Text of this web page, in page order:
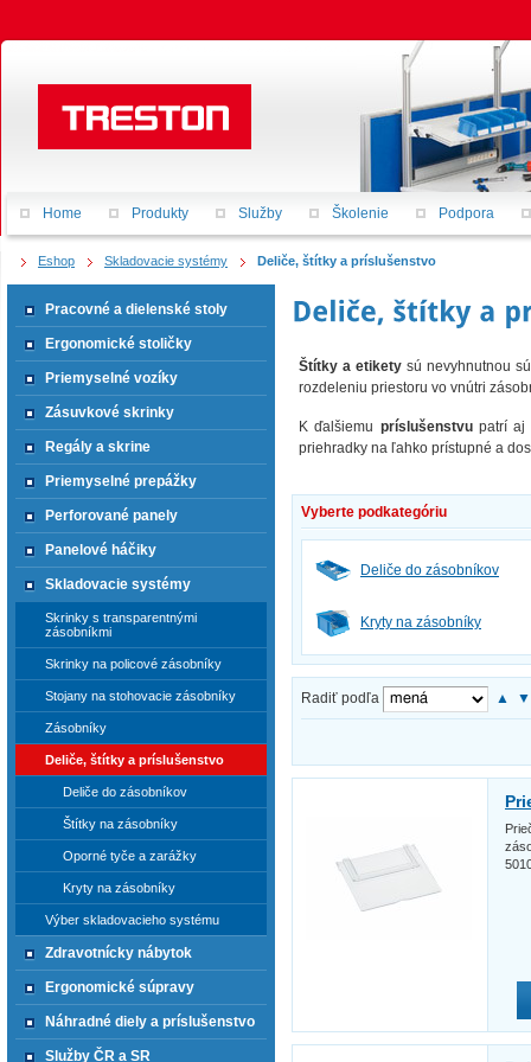
Eshop Skladovacie systémy Deliče, štítky a príslušenstvo
Štítky a etikety sú nevyhnutnou
rozdeleniu priestoru vo vnútri
K ďalšiemu príslušenstvupatrí aj
priehradky na ľahko prístupné a
Vyberte podkategóriu
Deliče do zásobníkov
Kryty na zásobníky
Radiť podľa ▲ ▼
Pracovné a dielenské stoly
Ergonomické stoličky
Priemyselné vozíky
Zásuvkové skrinky
Regály a skrine
Priemyselné prepážky
Perforované panely
Panelové háčiky
Skladovacie systémy
Skrinky s transparentnými
zásobníkmi
Skrinky na policové zásobníky
Stojany na stohovacie zásobníky
Zásobníky
Deliče, štítky a príslušenstvo
Deliče do zásobníkov
Štítky na zásobníky
Oporné tyče a zarážky
Kryty na zásobníky
Výber skladovacieho systému
Zdravotnícky nábytok
Ergonomické súpravy
Náhradné diely a príslušenstvo
Služby ČR a SR
Home Produkty Služby Školenie Podpora